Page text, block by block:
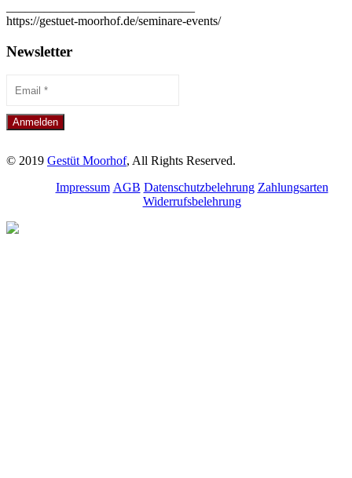
https://gestuet-moorhof.de/seminare-events/
Newsletter
© 2019 Gestüt Moorhof, All Rights Reserved.
Impressum AGB Datenschutzbelehrung Zahlungsarten
Widerrufsbelehrung